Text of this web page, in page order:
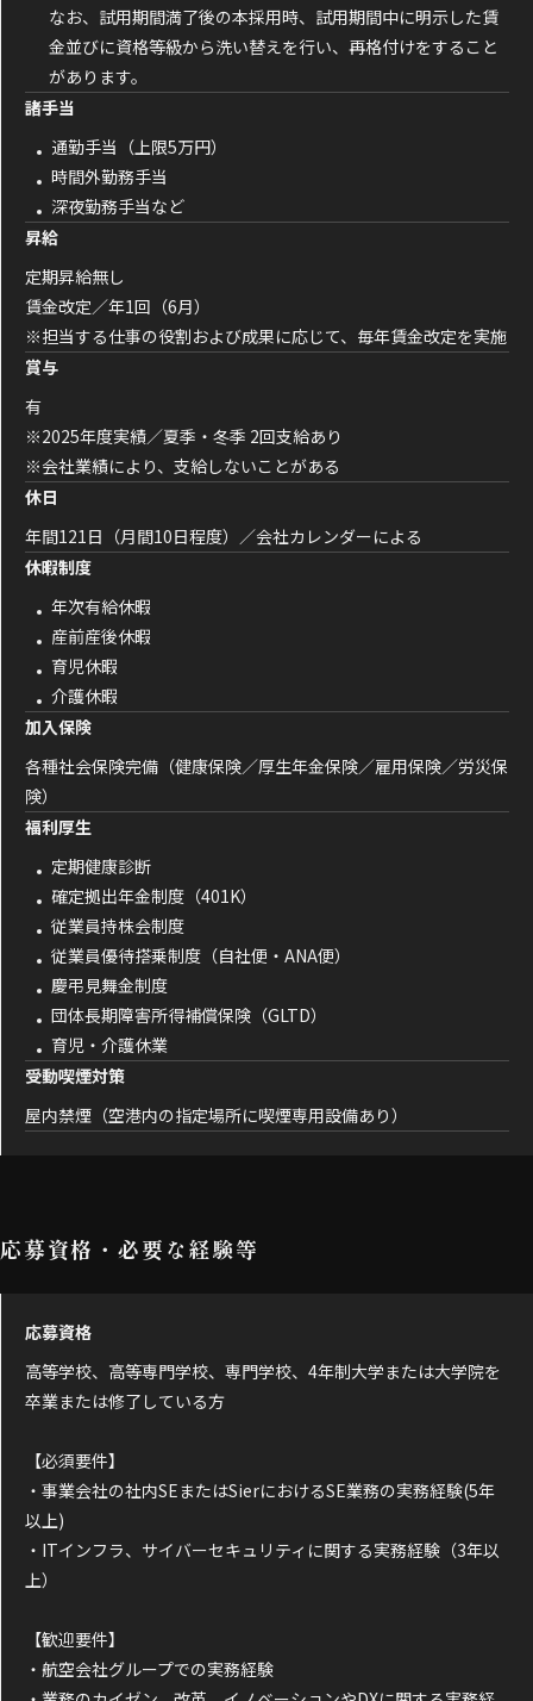
なお、試用期間満了後の本採用時、試用期間中に明示した賃
金並びに資格等級から洗い替えを行い、再格付けをすること
があります。
諸手当
通勤手当（上限5万円）
時間外勤務手当
深夜勤務手当など
昇給
定期昇給無し
賃金改定／年1回（6月）
※担当する仕事の役割および成果に応じて、毎年賃金改定を実施
賞与
有
※2025年度実績／夏季・冬季 2回支給あり
※会社業績により、支給しないことがある
休日
年間121日（月間10日程度）／会社カレンダーによる
休暇制度
年次有給休暇
産前産後休暇
育児休暇
介護休暇
加入保険
各種社会保険完備（健康保険／厚生年金保険／雇用保険／労災保
険）
福利厚生
定期健康診断
確定拠出年金制度（401K）
従業員持株会制度
従業員優待搭乗制度（自社便・ANA便）
慶弔見舞金制度
団体長期障害所得補償保険（GLTD）
育児・介護休業
受動喫煙対策
屋内禁煙（空港内の指定場所に喫煙専用設備あり）
応募資格・必要な経験等
応募資格
高等学校、高等専門学校、専門学校、4年制大学または大学院を
卒業または修了している方
【必須要件】
・事業会社の社内SEまたはSierにおけるSE業務の実務経験(5年
以上)
・ITインフラ、サイバーセキュリティに関する実務経験（3年以
上）
【歓迎要件】
・航空会社グループでの実務経験